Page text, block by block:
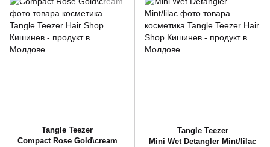
Tangle Teezer
Compact Rose Gold\cream
Tangle Teezer
Mini Wet Detangler Mint/lilac